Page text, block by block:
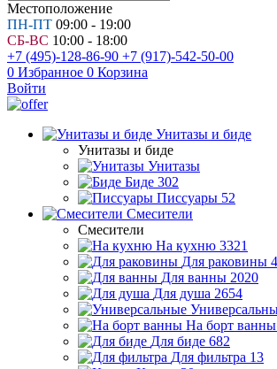
Местоположение
ПН-ПТ 09:00 - 19:00
СБ-ВС 10:00 - 18:00
+7 (495)-128-86-90 +7 (917)-542-50-00
0 Избранное 0 Корзина
Войти
Унитазы и биде
Унитазы и биде
Унитазы
Биде 302
Писсуары 52
Смесители
Смесители
На кухню 3321
Для раковины
Для ванны 2020
Для душа 2654
На борт ванны
Для биде 682
Для фильтра 13